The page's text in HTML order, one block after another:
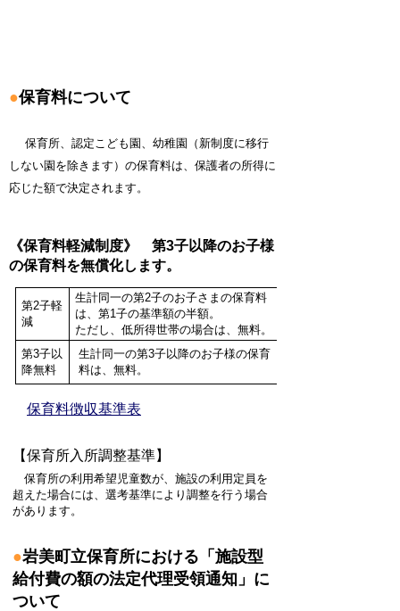
●保育料について
保育所、認定こども園、幼稚園（新制度に移行
しない園を除きます）の保育料は、保護者の所得に
応じた額で決定されます。
《保育料軽減制度》
第3子以降のお子様
の保育料を無償化します。
第2子軽
減
生計同一の第2子のお子さまの保育料
は、第1子の基準額の半額。
ただし、低所得世帯の場合は、無料。
第3子以
降無料
生計同一の第3子以降のお子様の保育
料は、無料。
保育料徴収基準表
【保育所入所調整基準】
保育所の利用希望児童数が、施設の利用定員を
超えた場合には、選考基準により調整を行う場合
があります。
●岩美町立保育所における「施設型
給付費の額の法定代理受領通知」に
ついて